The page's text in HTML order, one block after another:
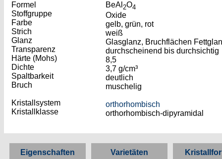
Formel
Stoffgruppe
Farbe
Strich
Glanz
Transparenz
Härte (Mohs)
Dichte
Spaltbarkeit
Bruch
Kristallsystem
Kristallklasse
BeAl 2O4
Oxide
gelb, grün, rot
weiß
Glasglanz, Bruchflächen
durchscheinend bis durchsichtig
8,5
3,7 g/cm³
deutlich
muschelig
orthorhombisch
orthorhombisch-dipyramidal
Eigenschaften Varietäten